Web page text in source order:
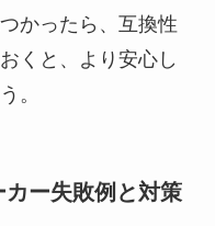
かったら、互換性
くと、より安心し
。
ー失敗例と対策